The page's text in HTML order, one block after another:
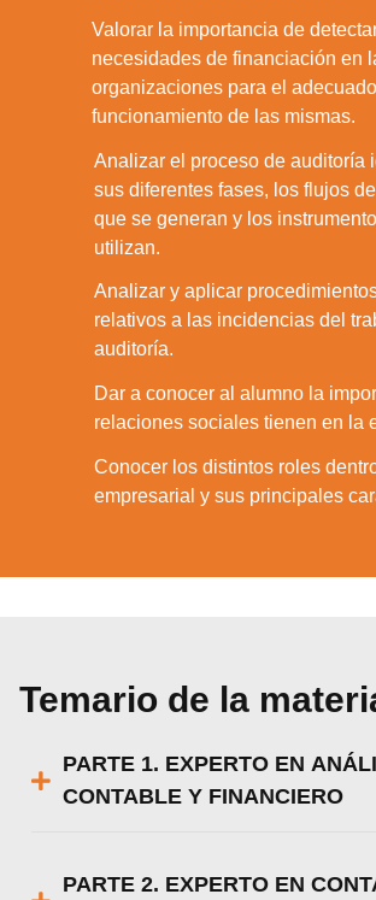
Valorar la importancia de
necesidades de financiación en
organizaciones para el adecuado
funcionamiento de las mismas.
Analizar el proceso de auditoría
sus diferentes fases, los flujos
que se generan y los
utilizan.
Analizar y aplicar
relativos a las incidencias del
auditoría.
Dar a conocer al alumno la
relaciones sociales tienen en la
Conocer los distintos roles
empresarial y sus principales
Temario de la
PARTE 1. EXPERTO EN
CONTABLE Y FINANCIERO
PARTE 2. EXPERTO EN